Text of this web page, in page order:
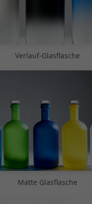
Verlauf-Glasflasche
Matte Glasflasche